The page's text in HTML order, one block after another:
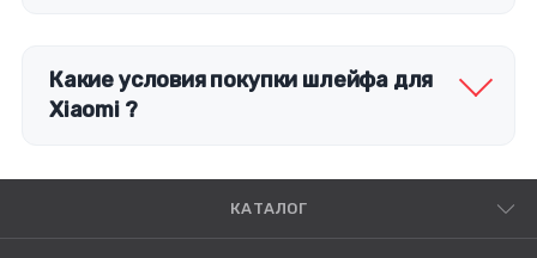
Какие условия покупки шлейфа для
Xiaomi ?
КАТАЛОГ